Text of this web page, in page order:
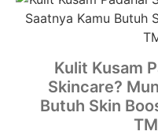
Kulit Kusam
Skincare?
Butuh Skin